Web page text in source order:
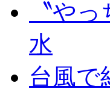
〝や
水
台風で